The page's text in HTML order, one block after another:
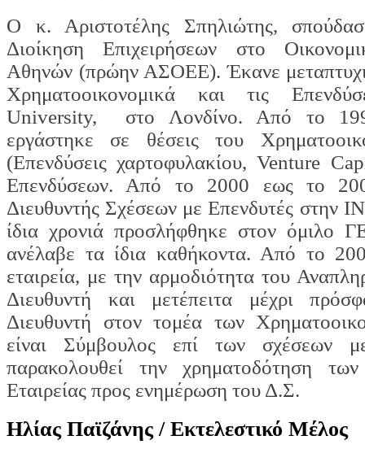
Ο κ. Αριστοτέλης Σπηλιώτης,
Διοίκηση Επιχειρήσεων στο
Αθηνών (πρώην ΑΣΟΕΕ). Έκανε
Χρηματοοικονομικά και τις
University, στο Λονδίνο. Από το
εργάστηκε σε θέσεις του
(Επενδύσεις χαρτοφυλακίου, Venture
Επενδύσεων. Από το 2000 εως το
Διευθυντής Σχέσεων με Επενδυτές στην
ίδια χρονιά προσλήφθηκε στον
ανέλαβε τα ίδια καθήκοντα. Από το
εταιρεία, με την αρμοδιότητα του
Διευθυντή και μετέπειτα μέχρι
Διευθυντή στον τομέα των
είναι Σύμβουλος επί των σχέσεων
παρακολουθεί την χρηματοδότηση
Εταιρείας προς ενημέρωση του Δ.Σ.
Ηλίας Παϊζάνης / Εκτελεστικό Μέλος